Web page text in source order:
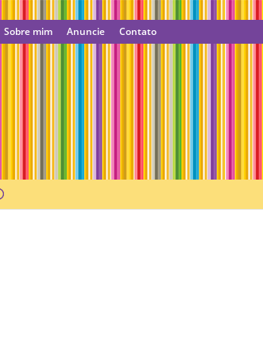
Sobre mim Anuncie Contato